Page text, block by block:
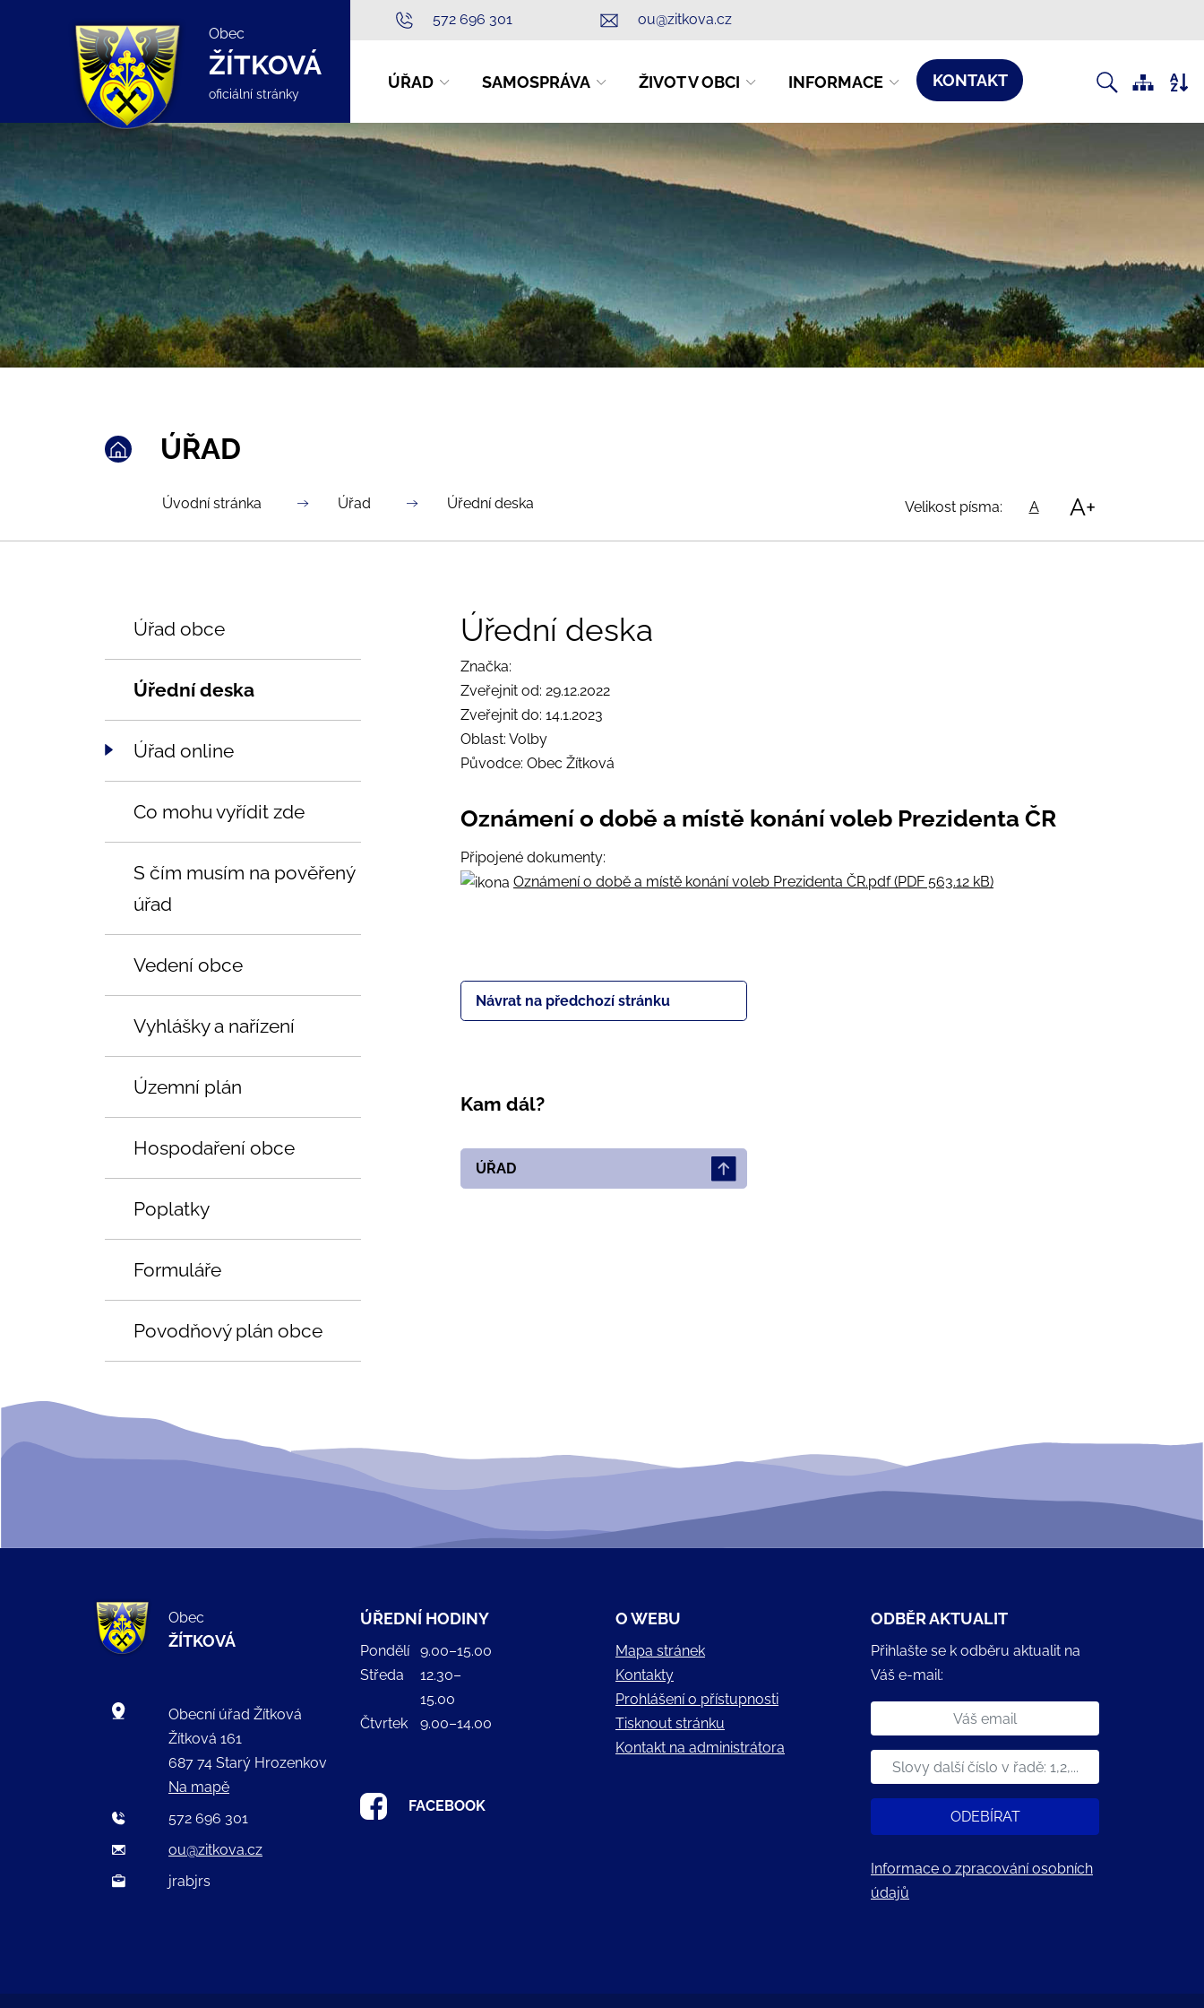
Obec
ŽÍTKOVÁ
oficiální stránky
572 696 301 ou@zitkova.cz
ÚŘAD SAMOSPRÁVA ŽIVOT V OBCI INFORMACE KONTAKT
ÚŘAD
Úvodní stránka Úřad Úřední deska Velikost písma: A A+
Úřední deska
Značka:
Zveřejnit od: 29.12.2022
Zveřejnit do: 14.1.2023
Oblast: Volby
Původce: Obec Žítková
Oznámení o době a místě konání voleb Prezidenta ČR
Připojené dokumenty:
Oznámení o době a místě konání voleb Prezidenta ČR.pdf (PDF 563.12 kB)
Návrat na předchozí stránku
Kam dál?
ÚŘAD
Úřad obce
Úřední deska
Úřad online
Co mohu vyřídit zde
S čím musím na pověřený
úřad
Vedení obce
Vyhlášky a nařízení
Územní plán
Hospodaření obce
Poplatky
Formuláře
Povodňový plán obce
Obec
ŽÍTKOVÁ
Obecní úřad Žítková
Žítková 161
687 74 Starý Hrozenkov
Na mapě
572 696 301
ou@zitkova.cz
jrabjrs
ÚŘEDNÍ HODINY
Pondělí
9.00–15.00
Středa
12.30–
15.00
Čtvrtek
9.00–14.00
FACEBOOK
O WEBU
Mapa stránek
Kontakty
Prohlášení o přístupnosti
Tisknout stránku
Kontakt na administrátora
ODBĚR AKTUALIT
Přihlašte se k odběru aktualit na
Váš e-mail:
ODEBÍRAT
Informace o zpracování osobních
údajů